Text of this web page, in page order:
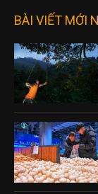
BÀI VIẾT MỚI